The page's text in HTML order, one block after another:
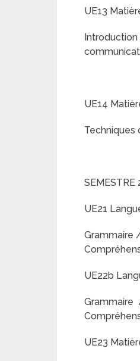
UE13
Introduction
UE14
Techniques
SEMESTRE
UE21
Grammaire
UE22b
Grammaire
UE23